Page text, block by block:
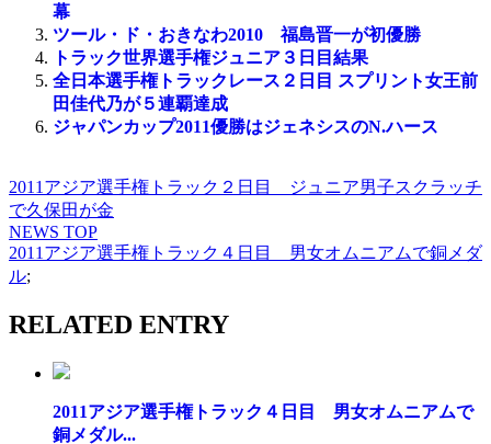
幕
ツール・ド・おきなわ2010 福島晋一が初優勝
トラック世界選手権ジュニア３日目結果
全日本選手権トラックレース２日目 スプリント女王前
田佳代乃が５連覇達成
ジャパンカップ2011優勝はジェネシスのN.ハース
2011アジア選手権トラック２日目 ジュニア男子スクラッチ
で久保田が金
NEWS TOP
2011アジア選手権トラック４日目 男女オムニアムで銅メダ
ル;
RELATED ENTRY
2011アジア選手権トラック４日目 男女オムニアムで
銅メダル...